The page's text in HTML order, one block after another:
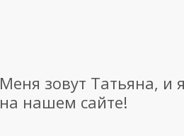
Меня зовут Татьяна, и
на нашем сайте!